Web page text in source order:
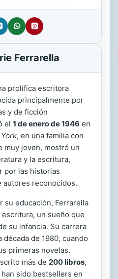
Ferrarella
prolífica escritora
principalmente por
y de ficción
el 1 de enero de 1946 en
, en una familia con
muy joven, mostró un
y la escritura,
por las historias
autores reconocidos.
su educación, Ferrarella
un sueño que
su infancia. Su carrera
de 1980, cuando
primeras novelas.
más de 200 libros,
sido bestsellers en